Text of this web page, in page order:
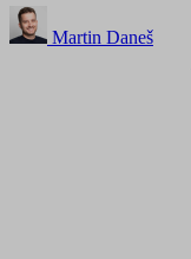
Martin Daneš